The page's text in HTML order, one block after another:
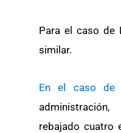
Para el caso de
similar.
En el caso de
rebajado cuatro